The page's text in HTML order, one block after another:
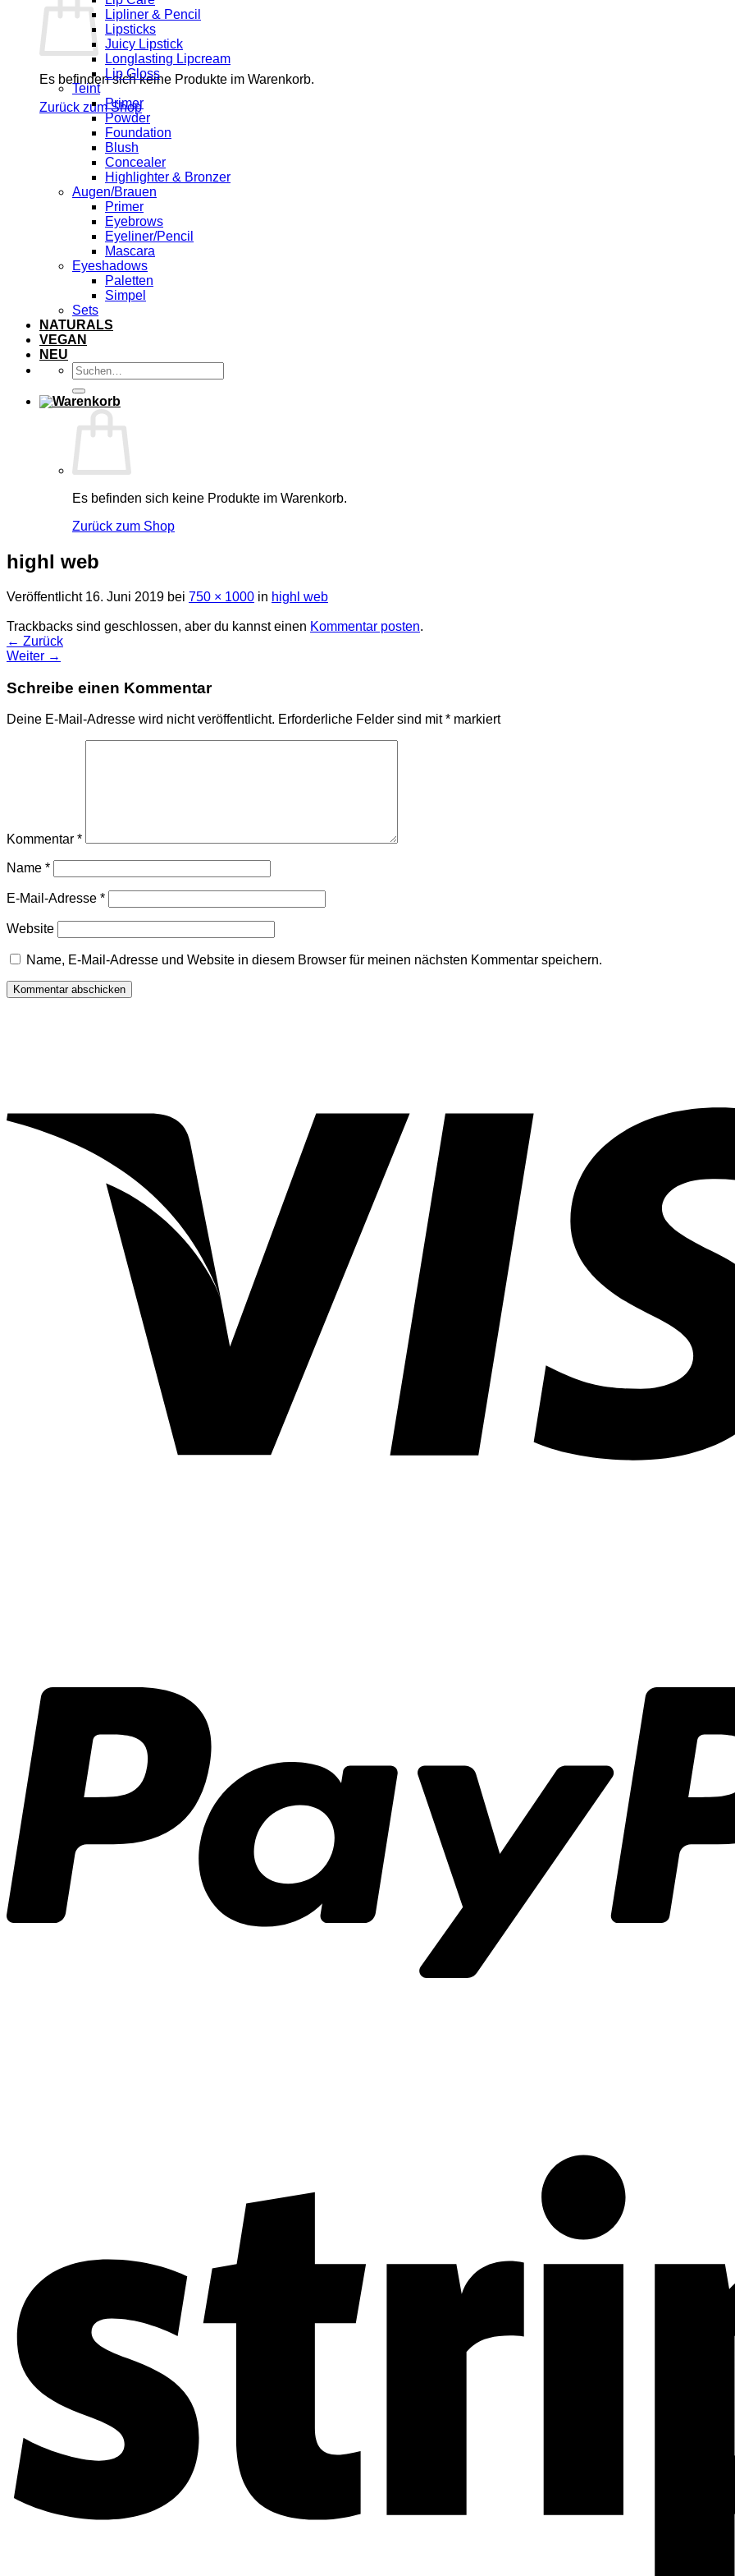
Es befinden sich keine Produkte im Warenkorb.
Zurück zum Shop
Lipliner & Pencil
Lipsticks
Juicy Lipstick
Longlasting Lipcream
Lip Gloss
Teint
Primer
Powder
Foundation
Blush
Concealer
Highlighter & Bronzer
Augen/Brauen
Primer
Eyebrows
Eyeliner/Pencil
Mascara
Eyeshadows
Paletten
Simpel
Sets
NATURALS
VEGAN
NEU
Suchen
nach:
Es befinden sich keine Produkte im Warenkorb.
Zurück zum Shop
highl web
Veröffentlicht 16. Juni 2019 bei 750 × 1000 in highl web
Trackbacks sind geschlossen, aber du kannst einen Kommentar posten.
← Zurück
Weiter →
Schreibe einen Kommentar
Deine E-Mail-Adresse wird nicht veröffentlicht. Erforderliche Felder sind mit* markiert
Kommentar *
Name *
E-Mail-Adresse *
Website
Name, E-Mail-Adresse und Website in diesem Browser für meinen nächsten Kommentar speichern.